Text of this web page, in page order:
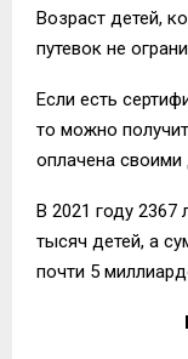
Возраст детей,
путевок не
Если есть
то можно
оплачена своими
В 2021 году 2367
тысяч детей, а
почти 5